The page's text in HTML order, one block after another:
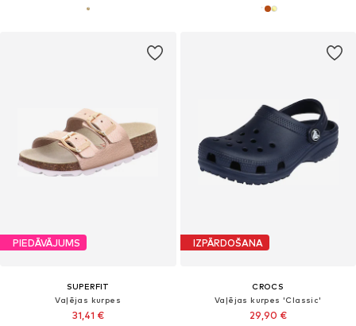
PIEDĀVĀJUMS
SUPERFIT
Vaļējas kurpes
31,41 €
IZPĀRDOŠANA
CROCS
Vaļējas kurpes 'Classic'
29,90 €